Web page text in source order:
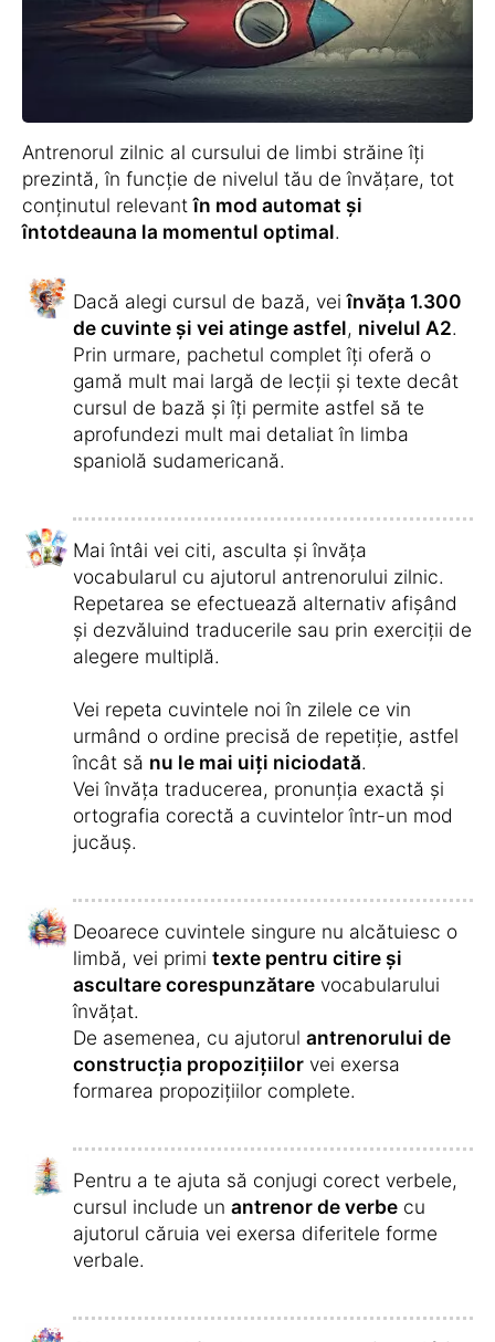
Vei învăța traducerea, pronunția exactă și
ortografia corectă a cuvintelor într-un mod
jucăuș.
Deoarece cuvintele singure nu alcătuiesc o
limbă, vei primitexte pentru citire și
ascultare corespunzătarevocabularului
învățat.
formarea propozițiilor complete.
Pentru a te ajuta să conjugi corect verbele,
cursul include unantrenor de verbecu
ajutorul căruia vei exersa diferitele forme
verbale.
Și pentru a-ți fi mai ușor,tot conținutul îți
este prezentat automat,astfel încât să
continui mereu să înveți din punctul
potrivit .
Depinde în totalitate de tine dacă înveți, de
ex., timp de trei minute, 17 minute sau o oră
pe zi.
Există, de asemenea, o serie de elemente
care îți vor spori motivația de a continua să
sofisticat pentru fiecare cuvânt învățat.
Cu cât dedici mai mult timp învățării în
fiecare zi, cu atât este mai mare scorul pe
care îl vei obține pentru fiecare cuvânt
învățat. O perioadă de învățare neîntreruptă
pe parcursul mai multor zile este onorată cu
recompense speciale.
După fiecare unitate de învățare, ai
posibilitatea de a te compara cu alți
participanți și să transformi punctele
acumulate în recompense, asemănător unui
program pentru pasageri frecvenți.